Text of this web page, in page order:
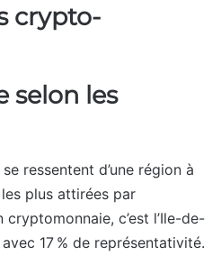
crypto-
selon les
ressentent d’une région à
les plus attirées par
cryptomonnaie, c’est l’Ile-de-
17 % de représentativité.